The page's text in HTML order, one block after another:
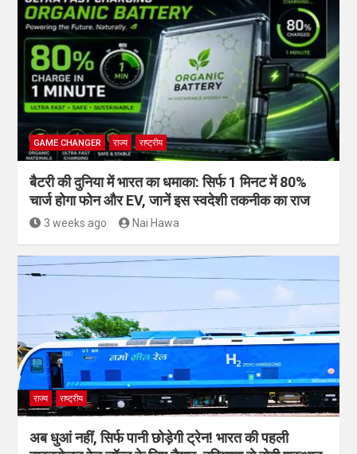
बैटरी की दुनिया में भारत का धमाका: सिर्फ 1 मिनट में 80%
चार्ज होगा फोन और EV, जानें इस स्वदेशी तकनीक का राज
3 weeks ago Nai Hawa